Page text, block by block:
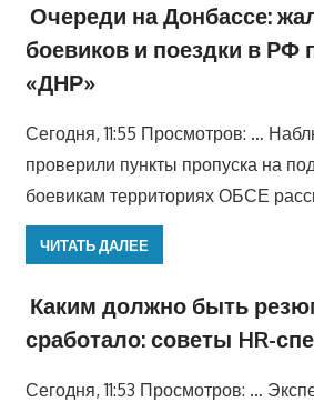
Очереди на Донбассе:
боевиков и поездки в РФ
«ДНР»
Сегодня, 11:55 Просмотров: …
проверили пункты пропуска на
боевикам территориях ОБСЕ
ЧИТАТЬ ДАЛЕЕ
Каким должно быть
сработало: советы HR-
Сегодня, 11:53 Просмотров: …